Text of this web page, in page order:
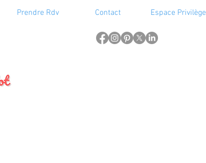
Prendre Rdv Contact Espace Privilège